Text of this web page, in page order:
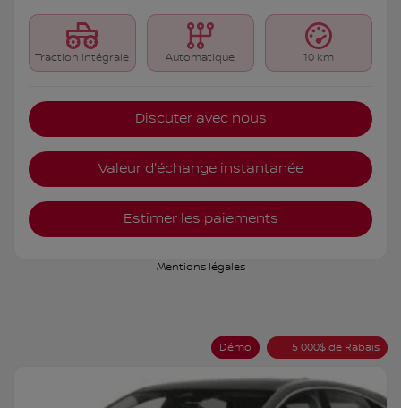
Traction intégrale Automatique 10 km
Discuter avec nous
Valeur d'échange instantanée
Estimer les paiements
Mentions légales
Démo 5 000$ de Rabais